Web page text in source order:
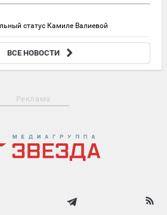
статус Камиле Валиевой
нашли на Монблане во Франции
ВСЕ НОВОСТИ
Реклама